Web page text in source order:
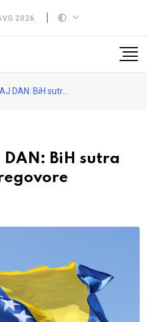
2026.
sutra otvara važne pregovore
DAN: BiH sutra